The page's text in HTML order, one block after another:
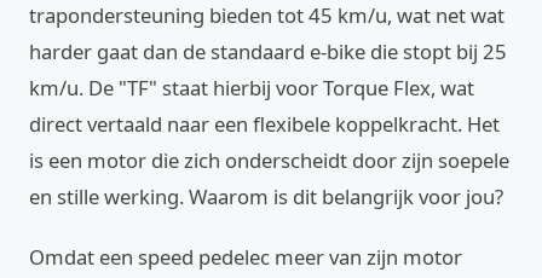
trapondersteuning bieden tot 45 km/u, wat net wat
harder gaat dan de standaard e-bike die stopt bij 25
km/u. De "TF" staat hierbij voor Torque Flex, wat
direct vertaald naar een flexibele koppelkracht. Het
is een motor die zich onderscheidt door zijn soepele
en stille werking. Waarom is dit belangrijk voor jou?
Omdat een speed pedelec meer van zijn motor